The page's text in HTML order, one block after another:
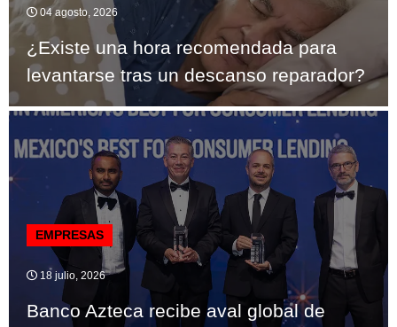
04 agosto, 2026
¿Existe una hora recomendada para
levantarse tras un descanso reparador?
EMPRESAS
18 julio, 2026
Banco Azteca recibe aval global de